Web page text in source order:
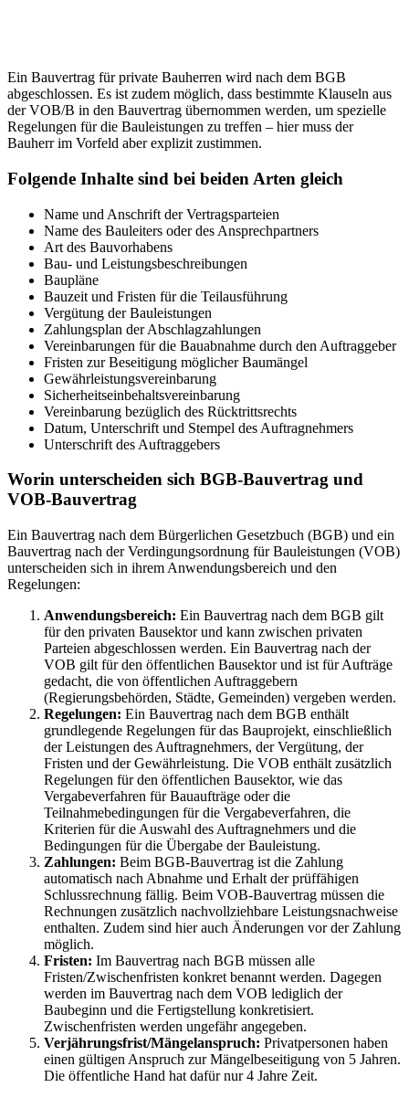
Ein Bauvertrag für private Bauherren wird nach dem BGB
abgeschlossen. Es ist zudem möglich, dass bestimmte Klauseln aus
der VOB/B in den Bauvertrag übernommen werden, um spezielle
Regelungen für die Bauleistungen zu treffen – hier muss der
Bauherr im Vorfeld aber explizit zustimmen.
Folgende Inhalte sind bei beiden Arten gleich
Name und Anschrift der Vertragsparteien
Name des Bauleiters oder des Ansprechpartners
Art des Bauvorhabens
Bau- und Leistungsbeschreibungen
Baupläne
Bauzeit und Fristen für die Teilausführung
Vergütung der Bauleistungen
Zahlungsplan der Abschlagzahlungen
Vereinbarungen für die Bauabnahme durch den Auftraggeber
Fristen zur Beseitigung möglicher Baumängel
Gewährleistungsvereinbarung
Sicherheitseinbehaltsvereinbarung
Vereinbarung bezüglich des Rücktrittsrechts
Datum, Unterschrift und Stempel des Auftragnehmers
Unterschrift des Auftraggebers
Worin unterscheiden sich BGB-Bauvertrag und
VOB-Bauvertrag
Ein Bauvertrag nach dem Bürgerlichen Gesetzbuch (BGB) und ein
Bauvertrag nach der Verdingungsordnung für Bauleistungen (VOB)
unterscheiden sich in ihrem Anwendungsbereich und den
Regelungen:
Anwendungsbereich: Ein Bauvertrag nach dem BGB gilt
für den privaten Bausektor und kann zwischen privaten
Parteien abgeschlossen werden. Ein Bauvertrag nach der
VOB gilt für den öffentlichen Bausektor und ist für Aufträge
gedacht, die von öffentlichen Auftraggebern
(Regierungsbehörden, Städte, Gemeinden) vergeben werden.
Regelungen: Ein Bauvertrag nach dem BGB enthält
grundlegende Regelungen für das Bauprojekt, einschließlich
der Leistungen des Auftragnehmers, der Vergütung, der
Fristen und der Gewährleistung. Die VOB enthält zusätzlich
Regelungen für den öffentlichen Bausektor, wie das
Vergabeverfahren für Bauaufträge oder die
Teilnahmebedingungen für die Vergabeverfahren, die
Kriterien für die Auswahl des Auftragnehmers und die
Bedingungen für die Übergabe der Bauleistung.
Zahlungen: Beim BGB-Bauvertrag ist die Zahlung
automatisch nach Abnahme und Erhalt der prüffähigen
Schlussrechnung fällig. Beim VOB-Bauvertrag müssen die
Rechnungen zusätzlich nachvollziehbare Leistungsnachweise
enthalten. Zudem sind hier auch Änderungen vor der Zahlung
möglich.
Fristen: Im Bauvertrag nach BGB müssen alle
Fristen/Zwischenfristen konkret benannt werden. Dagegen
werden im Bauvertrag nach dem VOB lediglich der
Baubeginn und die Fertigstellung konkretisiert.
Zwischenfristen werden ungefähr angegeben.
Verjährungsfrist/Mängelanspruch: Privatpersonen haben
einen gültigen Anspruch zur Mängelbeseitigung von 5 Jahren.
Die öffentliche Hand hat dafür nur 4 Jahre Zeit.